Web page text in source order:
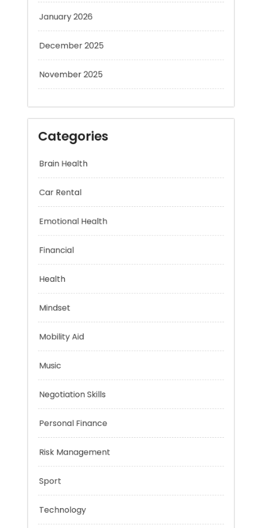
December 2025
November 2025
Categories
Brain Health
Car Rental
Financial
Health
Mindset
Music
Negotiation Skills
Risk Management